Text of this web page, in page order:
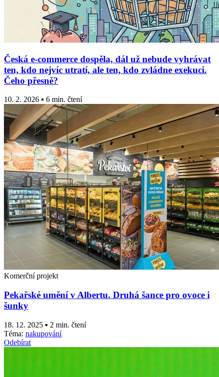
Česká e-commerce dospěla, dál už nebude vyhrávat
ten, kdo nejvíc utratí, ale ten, kdo zvládne exekuci.
Čeho přesně?
10. 2. 2026 ▪ 6 min. čtení
Komerční projekt
Pekařské umění v Albertu. Druhá šance pro ovoce i
šunky
18. 12. 2025 ▪ 2 min. čtení
Téma: nakupování
Odebírat